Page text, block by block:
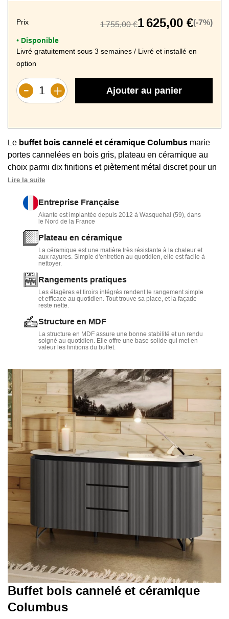
Prix 1 755,00 €1 625,00 €(-7%)
• Disponible
Livré gratuitement sous 3 semaines / Livré et installé en
option
Ajouter au panier
Le buffet bois cannelé et céramique Columbus marie
portes cannelées en bois gris, plateau en céramique au
choix parmi dix finitions et piètement métal discret pour un
style chic et actuel.
Proposé en version 130 cm avec deux portes et étagères
ou en 170 cm avec deux portes et trois tiroirs centraux, il
offre un rangement organisé pour la vaisselle, le linge de
table ou les papiers du quotidien.
Sa céramique résistante et son corps en MDF plaqué bois
supportent sans crainte objets déco, lampe ou cadre,
même au quotidien.
Ce meuble devient un allié pratique pour recevoir, tout en
structurant élégamment l’espace. À retrouver avec toute
notre sélection debuffets pour meubler votre séjour.
Lire la suite
Entreprise Française
Akante est implantée depuis 2012 à Wasquehal (59), dans
le Nord de la France
Plateau en céramique
La céramique est une matière très résistante à la chaleur et
aux rayures. Simple d'entretien au quotidien, elle est facile à
nettoyer.
Rangements pratiques
Les étagères et tiroirs intégrés rendent le rangement simple
et efficace au quotidien. Tout trouve sa place, et la façade
reste nette.
Structure en MDF
La structure en MDF assure une bonne stabilité et un rendu
soigné au quotidien. Elle offre une base solide qui met en
valeur les finitions du buffet.
Buffet bois cannelé et céramique
Columbus